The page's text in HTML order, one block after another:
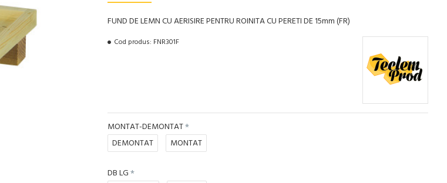
FUND DE LEMN CU AERISIRE PENTRU ROINITA CU PERETI DE 15mm (FR)
Cod produs: FNR301F
MONTAT-DEMONTAT
DEMONTAT
MONTAT
DB LG